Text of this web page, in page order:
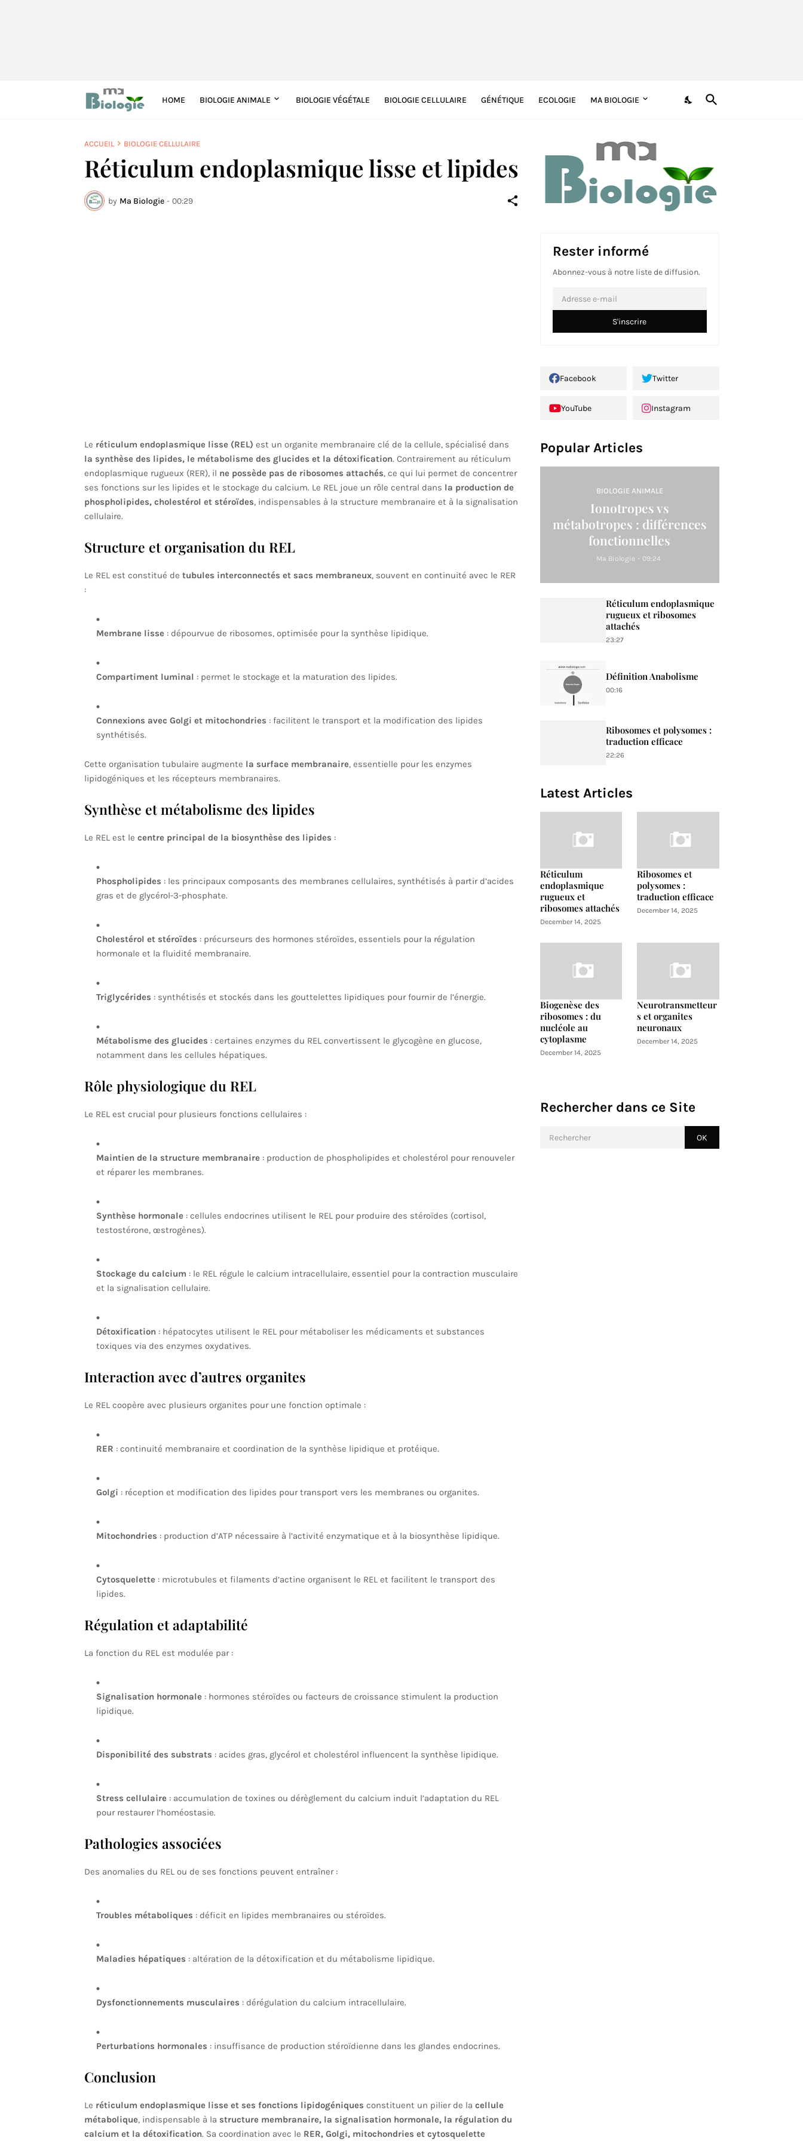
HOME BIOLOGIE ANIMALE BIOLOGIE VÉGÉTALE BIOLOGIE CELLULAIRE GÉNÉTIQUE ECOLOGIE MA BIOLOGIE
ACCUEIL BIOLOGIE CELLULAIRE
Réticulum endoplasmique lisse et lipides
by Ma Biologie - 00:29
Le réticulum endoplasmique lisse (REL) est un organite membranaire clé de la cellule, spécialisé dans
la synthèse des lipides, le métabolisme des glucides et la détoxification. Contrairement au réticulum
endoplasmique rugueux (RER), il ne possède pas de ribosomes attachés, ce qui lui permet de concentrer
ses fonctions sur les lipides et le stockage du calcium. Le REL joue un rôle central dans la production de
phospholipides, cholestérol et stéroïdes, indispensables à la structure membranaire et à la signalisation
cellulaire.
Structure et organisation du REL
Le REL est constitué de tubules interconnectés et sacs membraneux, souvent en continuité avec le RER
:
Membrane lisse: dépourvue de ribosomes, optimisée pour la synthèse lipidique.
Compartiment luminal : permet le stockage et la maturation des lipides.
Connexions avec Golgi et mitochondries : facilitent le transport et la modification des lipides
synthétisés.
Cette organisation tubulaire augmente la surface membranaire, essentielle pour les enzymes
lipidogéniques et les récepteurs membranaires.
Synthèse et métabolisme des lipides
Le REL est le centre principal de la biosynthèse des lipides :
Phospholipides : les principaux composants des membranes cellulaires, synthétisés à partir d’acides
gras et de glycérol-3-phosphate.
Cholestérol et stéroïdes : précurseurs des hormones stéroïdes, essentiels pour la régulation
hormonale et la fluidité membranaire.
Triglycérides : synthétisés et stockés dans les gouttelettes lipidiques pour fournir de l’énergie.
Métabolisme des glucides : certaines enzymes du REL convertissent le glycogène en glucose,
notamment dans les cellules hépatiques.
Rôle physiologique du REL
Le REL est crucial pour plusieurs fonctions cellulaires :
Maintien de la structure membranaire: production de phospholipides et cholestérol pour renouveler
et réparer les membranes.
Synthèse hormonale: cellules endocrines utilisent le REL pour produire des stéroïdes (cortisol,
testostérone, œstrogènes).
Stockage du calcium : le REL régule le calcium intracellulaire, essentiel pour la contraction musculaire
et la signalisation cellulaire.
Détoxification: hépatocytes utilisent le REL pour métaboliser les médicaments et substances
toxiques via des enzymes oxydatives.
Interaction avec d’autres organites
Le REL coopère avec plusieurs organites pour une fonction optimale :
RER : continuité membranaire et coordination de la synthèse lipidique et protéique.
Golgi : réception et modification des lipides pour transport vers les membranes ou organites.
Mitochondries : production d’ATP nécessaire à l’activité enzymatique et à la biosynthèse lipidique.
Cytosquelette: microtubules et filaments d’actine organisent le REL et facilitent le transport des
lipides.
Régulation et adaptabilité
La fonction du REL est modulée par :
Signalisation hormonale: hormones stéroïdes ou facteurs de croissance stimulent la production
lipidique.
Disponibilité des substrats : acides gras, glycérol et cholestérol influencent la synthèse lipidique.
Stress cellulaire: accumulation de toxines ou dérèglement du calcium induit l’adaptation du REL
pour restaurer l’homéostasie.
Pathologies associées
Des anomalies du REL ou de ses fonctions peuvent entraîner :
Troubles métaboliques : déficit en lipides membranaires ou stéroïdes.
Maladies hépatiques : altération de la détoxification et du métabolisme lipidique.
Dysfonctionnements musculaires : dérégulation du calcium intracellulaire.
Perturbations hormonales : insuffisance de production stéroïdienne dans les glandes endocrines.
Conclusion
Le réticulum endoplasmique lisse et ses fonctions lipidogéniques constituent un pilier de la cellule
métabolique, indispensable à la structure membranaire, la signalisation hormonale, la régulation du
calcium et la détoxification. Sa coordination avec le RER, Golgi, mitochondries et cytosquelette
Rester informé
Abonnez-vous à notre liste de diffusion.
Facebook Twitter
YouTube Instagram
Popular Articles
BIOLOGIE ANIMALE
Ionotropes vs
métabotropes : différences
fonctionnelles
Ma Biologie - 09:24
Réticulum endoplasmique
rugueux et ribosomes
attachés
23:27
Définition Anabolisme
00:16
Ribosomes et polysomes :
traduction efficace
22:26
Latest Articles
Réticulum
endoplasmique
rugueux et
ribosomes attachés
December 14, 2025
Ribosomes et
polysomes :
traduction efficace
December 14, 2025
Biogenèse des
ribosomes : du
nucléole au
cytoplasme
December 14, 2025
Neurotransmetteur
s et organites
neuronaux
December 14, 2025
Rechercher dans ce Site